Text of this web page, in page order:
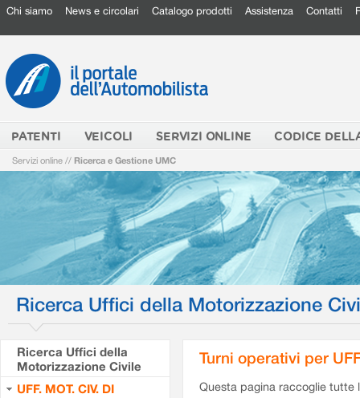
Chi siamo News e circolari Catalogo prodotti Assistenza Contatti
PATENTI VEICOLI SERVIZI ONLINE CODICE
Servizi online // Ricerca e Gestione UMC
Ricerca Uffici della Motorizzazione
Ricerca Uffici della
Motorizzazione Civile
UFF. MOT. CIV. DI
Turni operativi per
Questa pagina raccoglie tutte